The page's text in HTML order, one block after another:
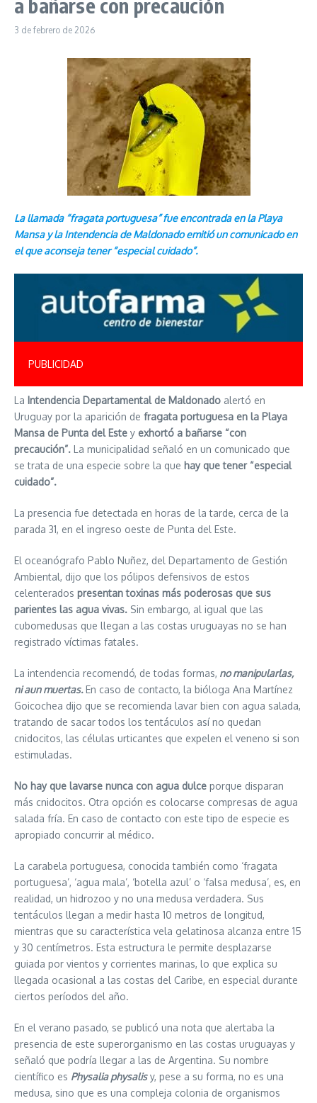
a bañarse con precaución
3 de febrero de 2026
La llamada “fragata portuguesa” fue encontrada en la Playa
Mansa y la Intendencia de Maldonado emitió un comunicado en
el que aconseja tener “especial cuidado”.
PUBLICIDAD
La Intendencia Departamental de Maldonado alertó en
Uruguay por la aparición de fragata portuguesa en la Playa
Mansa de Punta del Este y exhortó a bañarse “con
precaución”. La municipalidad señaló en un comunicado que
se trata de una especie sobre la que hay que tener “especial
cuidado”.
La presencia fue detectada en horas de la tarde, cerca de la
parada 31, en el ingreso oeste de Punta del Este.
El oceanógrafo Pablo Nuñez, del Departamento de Gestión
Ambiental, dijo que los pólipos defensivos de estos
celenterados presentan toxinas más poderosas que sus
parientes las agua vivas. Sin embargo, al igual que las
cubomedusas que llegan a las costas uruguayas no se han
registrado víctimas fatales.
La intendencia recomendó, de todas formas, no manipularlas,
ni aun muertas.En caso de contacto, la bióloga Ana Martínez
Goicochea dijo que se recomienda lavar bien con agua salada,
tratando de sacar todos los tentáculos así no quedan
cnidocitos, las células urticantes que expelen el veneno si son
estimuladas.
No hay que lavarse nunca con agua dulce porque disparan
más cnidocitos. Otra opción es colocarse compresas de agua
salada fría. En caso de contacto con este tipo de especie es
apropiado concurrir al médico.
La carabela portuguesa, conocida también como ‘fragata
portuguesa’, ‘agua mala’, ‘botella azul’ o ‘falsa medusa’, es, en
realidad, un hidrozoo y no una medusa verdadera. Sus
tentáculos llegan a medir hasta 10 metros de longitud,
mientras que su característica vela gelatinosa alcanza entre 15
y 30 centímetros. Esta estructura le permite desplazarse
guiada por vientos y corrientes marinas, lo que explica su
llegada ocasional a las costas del Caribe, en especial durante
ciertos períodos del año.
En el verano pasado, se publicó una nota que alertaba la
presencia de este superorganismo en las costas uruguayas y
señaló que podría llegar a las de Argentina. Su nombre
científico es Physalia physalisy, pese a su forma, no es una
medusa, sino que es una compleja colonia de organismos